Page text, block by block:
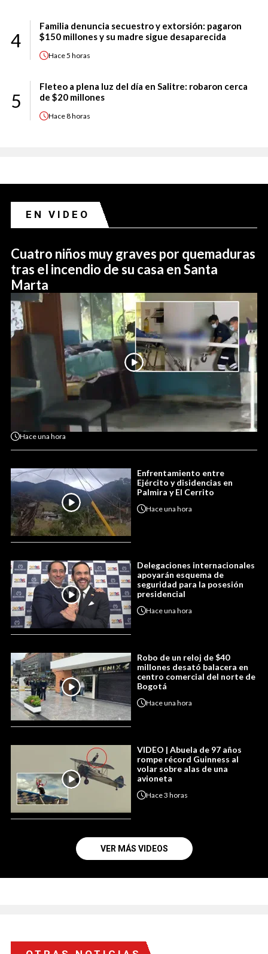
4
Familia denuncia secuestro y extorsión: pagaron
$150 millones y su madre sigue desaparecida
Hace5 horas
5
Fleteo a plena luz del día en Salitre: robaron cerca
de $20 millones
Hace8 horas
EN VIDEO
Cuatro niños muy graves por quemaduras
tras el incendio de su casa en Santa
Marta
Haceuna hora
Enfrentamiento entre
Ejército y disidencias en
Palmira y El Cerrito
Haceuna hora
Delegaciones internacionales
apoyarán esquema de
seguridad para la posesión
presidencial
Haceuna hora
Robo de un reloj de $40
millones desató balacera en
centro comercial del norte de
Bogotá
Haceuna hora
VIDEO | Abuela de 97 años
rompe récord Guinness al
volar sobre alas de una
avioneta
Hace3 horas
VER MÁS VIDEOS